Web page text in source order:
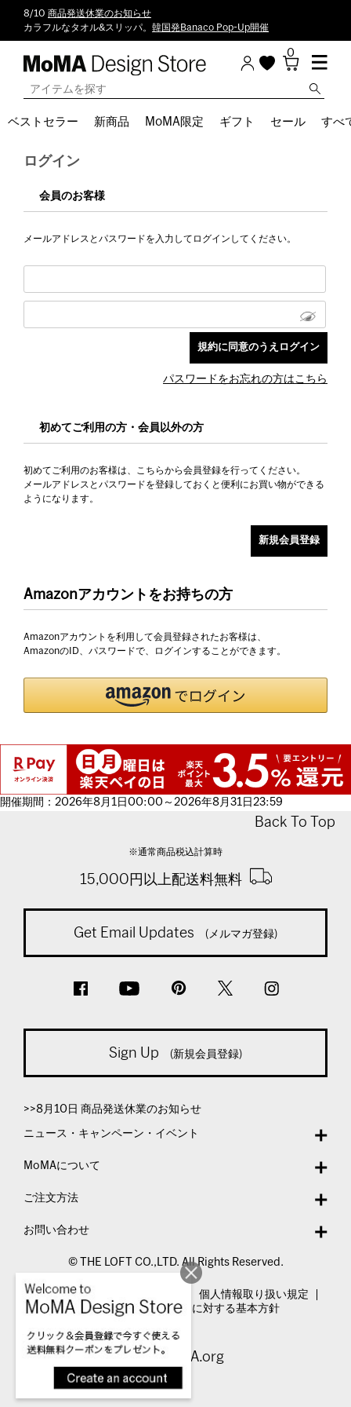
8/10 商品発送休業のお知らせ
カラフルなタオル&スリッパ。 韓国発Banaco Pop-Up開催
0
ベストセラー 新商品 MoMA限定 ギフト セール すべ
ログイン
会員のお客様
メールアドレスとパスワードを入力してログインしてください。
パスワードをお忘れの方はこちら
初めてご利用の方・会員以外の方
初めてご利用のお客様は、こちらから会員登録を行ってください。
メールアドレスとパスワードを登録しておくと便利にお買い物ができる
ようになります。
Amazonアカウントをお持ちの方
Amazonアカウントを利用して会員登録されたお客様は、
AmazonのID、パスワードで、ログインすることができます。
開催期間：2026年8月1日00:00～2026年8月31日23:59
Back To Top
※通常商品税込計算時
15,000円以上配送料無料
Get Email Updates (メルマガ登録)
Sign Up (新規会員登録)
>>8月10日 商品発送休業のお知らせ
ニュース・キャンペーン・イベント
MoMAについて
ご注文方法
お問い合わせ
© THE LOFT CO.,LTD. All Rights Reserved.
特定商取引法表示
個人情報取り扱い規定
カスタマーハラスメントに対する基本方針
Visit MoMA.org